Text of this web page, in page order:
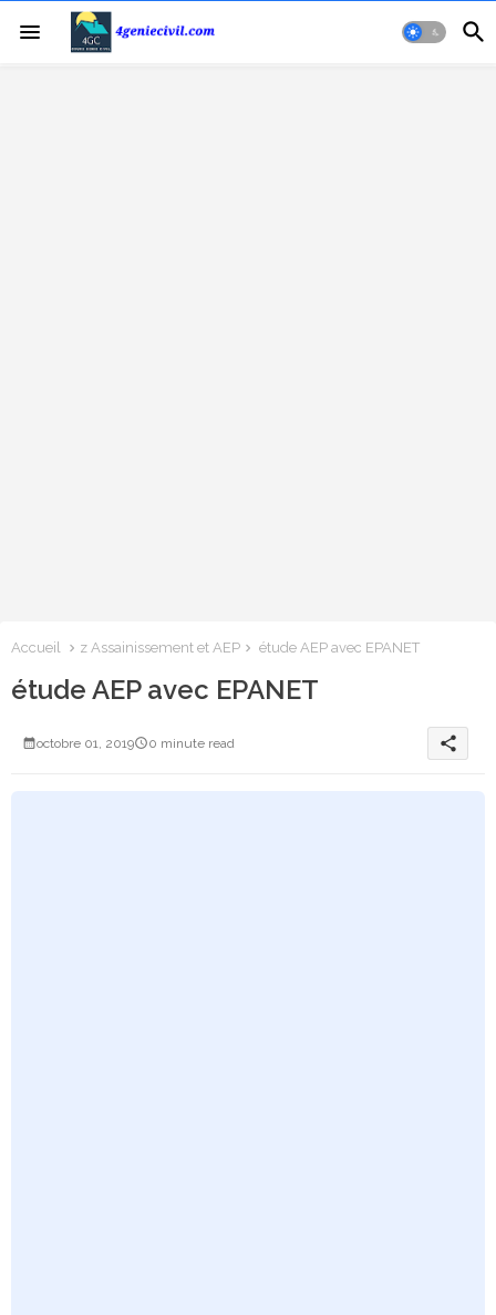
Accueil z Assainissement et AEP étude AEP avec EPANET
étude AEP avec EPANET
octobre 01, 2019 0 minute read share